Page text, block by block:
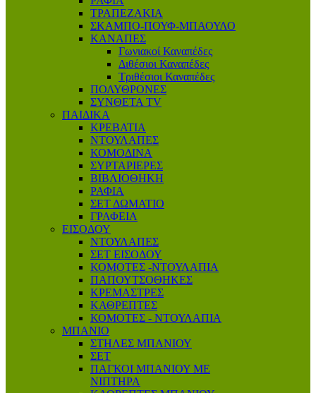
ΤΡΑΠΕΖΑΚΙΑ
ΣΚΑΜΠΟ-ΠΟΥΦ-ΜΠΑΟΥΛΟ
ΚΑΝΑΠΕΣ
Γωνιακοί Καναπέδες
Διθέσιοι Καναπέδες
Τριθέσιοι Καναπέδες
ΠΟΛΥΘΡΟΝΕΣ
ΣΥΝΘΕΤΑ TV
ΠΑΙΔΙΚΑ
ΚΡΕΒΑΤΙΑ
ΝΤΟΥΛΑΠΕΣ
ΚΟΜΟΔΙΝΑ
ΣΥΡΤΑΡΙΕΡΕΣ
ΒΙΒΛΙΟΘΗΚΗ
ΡΑΦΙΑ
ΣΕΤ ΔΩΜΑΤΙΟ
ΓΡΑΦΕΙΑ
ΕΙΣΟΔΟΥ
ΝΤΟΥΛΑΠΕΣ
ΣΕΤ ΕΙΣΟΔΟΥ
ΚΟΜΟΤΕΣ -ΝΤΟΥΛΑΠΙΑ
ΠΑΠΟΥΤΣΟΘΗΚΕΣ
ΚΡΕΜΑΣΤΡΕΣ
ΚΑΘΡΕΠΤΕΣ
ΚΟΜΟΤΕΣ - ΝΤΟΥΛΑΠΙΑ
ΜΠΑΝΙΟ
ΣΤΗΛΕΣ ΜΠΑΝΙΟΥ
ΣΕΤ
ΠΑΓΚΟΙ ΜΠΑΝΙΟΥ ΜΕ
ΝΙΠΤΗΡΑ